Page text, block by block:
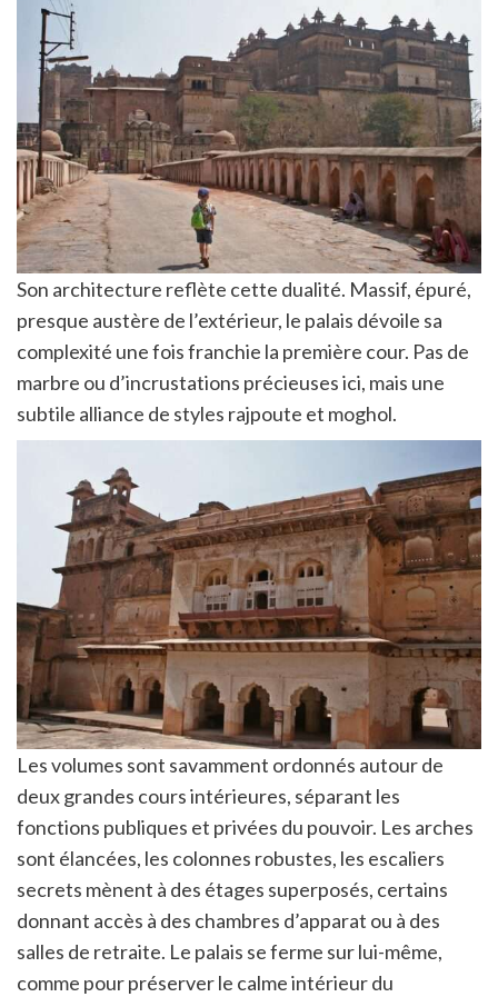
Son architecture reflète cette dualité. Massif, épuré,
presque austère de l’extérieur, le palais dévoile sa
complexité une fois franchie la première cour. Pas de
marbre ou d’incrustations précieuses ici, mais une
subtile alliance de styles rajpoute et moghol.
Les volumes sont savamment ordonnés autour de
deux grandes cours intérieures, séparant les
fonctions publiques et privées du pouvoir. Les arches
sont élancées, les colonnes robustes, les escaliers
secrets mènent à des étages superposés, certains
donnant accès à des chambres d’apparat ou à des
salles de retraite. Le palais se ferme sur lui-même,
comme pour préserver le calme intérieur du